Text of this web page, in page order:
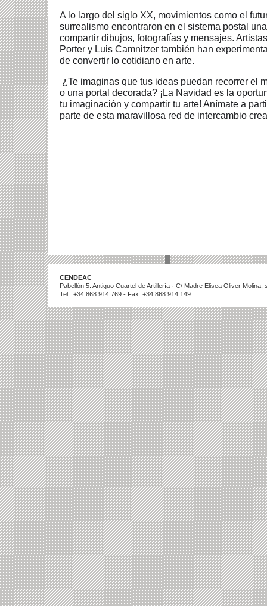
A lo largo del siglo XX, movimientos como el
surrealismo encontraron en el sistema postal
compartir dibujos, fotografías y mensajes.
Porter y Luis Camnitzer también han
de convertir lo cotidiano en arte.
¿Te imaginas que tus ideas puedan recorrer el
o una portal decorada? ¡La Navidad es la
tu imaginación y compartir tu arte! Anímate a
parte de esta maravillosa red de intercambio
CENDEAC
Pabellón 5. Antiguo Cuartel de Artillería · C/ Madre Elisea Oliver
Tel.: +34 868 914 769 - Fax: +34 868 914 149